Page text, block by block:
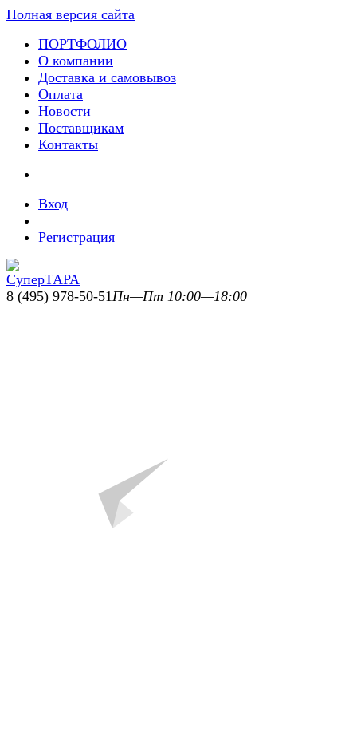
Полная версия сайта
ПОРТФОЛИО
О компании
Доставка и самовывоз
Оплата
Новости
Поставщикам
Контакты
Вход
Регистрация
8 (495) 978-50-51Пн—Пт 10:00—18:00